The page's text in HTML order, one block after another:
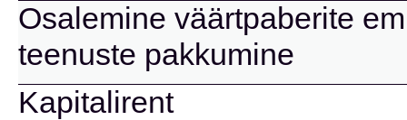
Osalemine väärtpaberite
teenuste pakkumine
Kapitalirent